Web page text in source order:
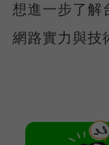
想進一步了解
網路實力與技